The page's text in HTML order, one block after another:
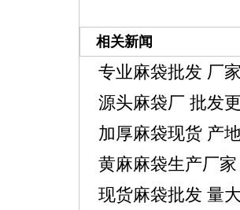
相关新闻
专业麻袋批发 厂
源头麻袋厂 批发
加厚麻袋现货 产
黄麻麻袋生产厂
现货麻袋批发 量